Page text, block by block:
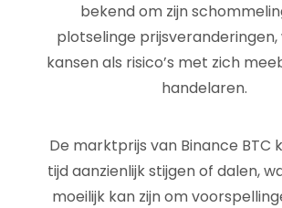
bekend om zijn
plotselinge
kansen als risico’s met zich
handelaren.
De marktprijs van Binance BTC
tijd aanzienlijk stijgen of dalen,
moeilijk kan zijn om